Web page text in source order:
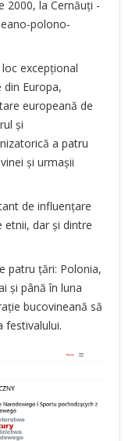
2000, la Cernăuţi -
polono-
excepţional
Europa,
europeană de
şi
a patru
şi urmaşii
de influenţare
etnii, dar şi dintre
patru ţări: Polonia,
şi până în luna
bucovineană să
festivalului.